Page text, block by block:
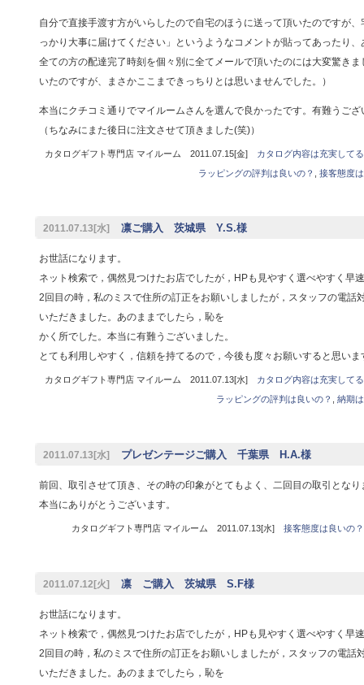
自分で直接手渡す方がいらしたので自宅のほうに送って頂いたのですが
っかり大事に届けてください」というようなコメントが貼ってあったり
全ての方の配達完了時刻を個々別に全てメールで頂いたのには大変驚き
いたのですが、まさかここまできっちりとは思いませんでした。）
本当にクチコミ通りでマイルームさんを選んで良かったです。有難うござ
（ちなみにまた後日に注文させて頂きました(笑)）
カタログギフト専門店 マイルーム 2011.07.15[金]
カタログ内容は充実して
ラッピングの評判は良いの？
接客態度
2011.07.13[水] 凛ご購入 茨城県 Y.S.様
お世話になります。
ネット検索で，偶然見つけたお店でしたが，HPも見やすく選べやすく早
2回目の時，私のミスで住所の訂正をお願いしましたが，スタッフの電話
いただきました。あのままでしたら，恥を
かく所でした。本当に有難うございました。
とても利用しやすく，信頼を持てるので，今後も度々お願いすると思い
カタログギフト専門店 マイルーム 2011.07.13[水]
カタログ内容は充実して
ラッピングの評判は良いの？ , 納期
2011.07.13[水] プレゼンテージご購入 千葉県 H.A.様
前回、取引させて頂き、その時の印象がとてもよく、二回目の取引となり
本当にありがとうございます。
カタログギフト専門店 マイルーム 2011.07.13[水] 接客態度は良いの？
2011.07.12[火] 凛 ご購入 茨城県 S.F様
お世話になります。
ネット検索で，偶然見つけたお店でしたが，HPも見やすく選べやすく早
2回目の時，私のミスで住所の訂正をお願いしましたが，スタッフの電話
いただきました。あのままでしたら，恥を